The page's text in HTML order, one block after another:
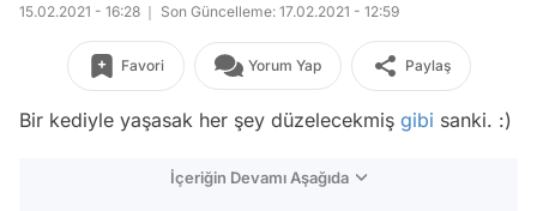
15.02.2021 - 16:28 Son Güncelleme: 17.02.2021 - 12:59
Favori Yorum Yap Paylaş
Bir kediyle yaşasak her şey düzelecekmiş gibi sanki. :)
İçeriğin Devamı Aşağıda